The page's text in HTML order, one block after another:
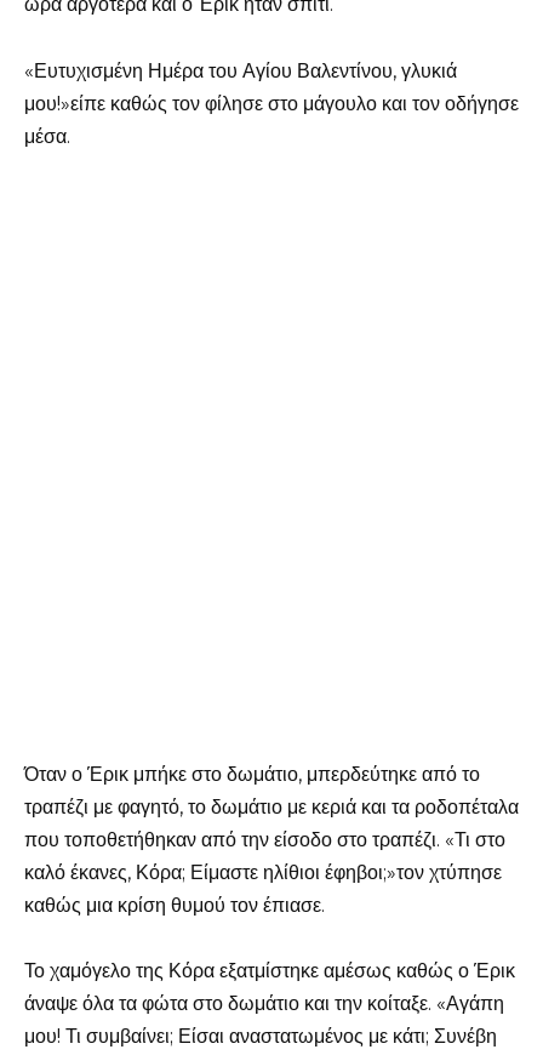
ώρα αργότερα και ο Έρικ ήταν σπίτι.
«Ευτυχισμένη Ημέρα του Αγίου Βαλεντίνου, γλυκιά
μου!»είπε καθώς τον φίλησε στο μάγουλο και τον οδήγησε
μέσα.
Όταν ο Έρικ μπήκε στο δωμάτιο, μπερδεύτηκε από το
τραπέζι με φαγητό, το δωμάτιο με κεριά και τα ροδοπέταλα
που τοποθετήθηκαν από την είσοδο στο τραπέζι. «Τι στο
καλό έκανες, Κόρα; Είμαστε ηλίθιοι έφηβοι;»τον χτύπησε
καθώς μια κρίση θυμού τον έπιασε.
Το χαμόγελο της Κόρα εξατμίστηκε αμέσως καθώς ο Έρικ
άναψε όλα τα φώτα στο δωμάτιο και την κοίταξε. «Αγάπη
μου! Τι συμβαίνει; Είσαι αναστατωμένος με κάτι; Συνέβη